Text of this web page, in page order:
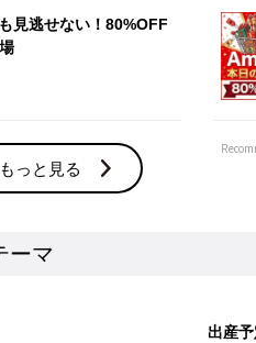
り
ポート
れた先輩ママの出産
お金
出